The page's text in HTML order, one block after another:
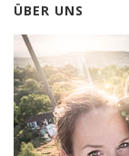
ÜBER UNS